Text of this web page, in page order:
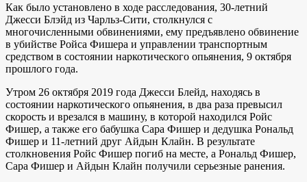
Как было установлено в ходе расследования, 30-летний
Джесси Блэйд из Чарльз-Сити, столкнулся с
многочисленными обвинениями, ему предъявлено обвинение
в убийстве Ройса Фишера и управлении транспортным
средством в состоянии наркотического опьянения, 9 октября
прошлого года.
Утром 26 октября 2019 года Джесси Блейд, находясь в
состоянии наркотического опьянения, в два раза превысил
скорость и врезался в машину, в которой находился Ройс
Фишер, а также его бабушка Сара Фишер и дедушка Рональд
Фишер и 11-летний друг Айдын Клайн. В результате
столкновения Ройс Фишер погиб на месте, а Рональд Фишер,
Сара Фишер и Айдын Клайн получили серьезные ранения.